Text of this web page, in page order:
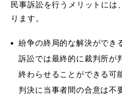
民事訴訟を行うメリットには
ります。
紛争の終局的な解決ができ
訴訟では最終的に裁判所が
終わらせることができる可
判決に当事者間の合意は不